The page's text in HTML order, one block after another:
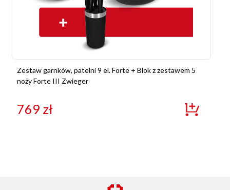
Zestaw garnków, patelni 9 el. Forte + Blok z zestawem 5
noży Forte III Zwieger
769 zł